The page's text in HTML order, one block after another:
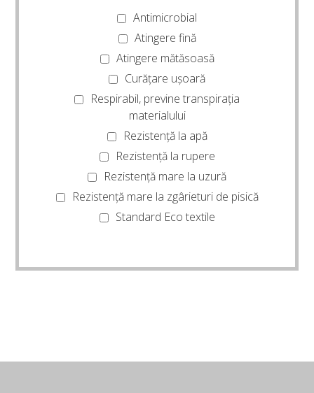
Antimicrobial
Atingere fină
Atingere mătăsoasă
Curățare ușoară
Respirabil, previne transpirația
materialului
Rezistență la apă
Rezistență la rupere
Rezistență mare la uzură
Rezistență mare la zgârieturi de pisică
Standard Eco textile